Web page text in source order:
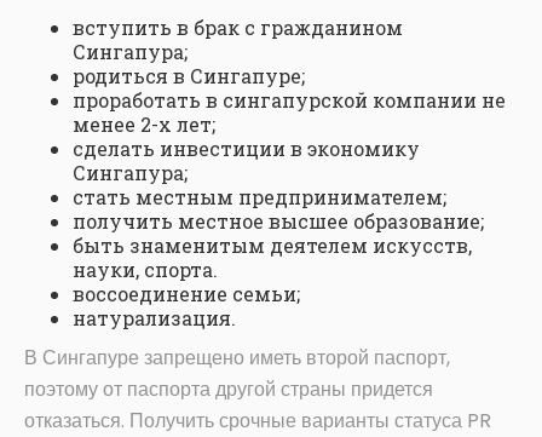
вступить в брак с гражданином
Сингапура;
родиться в Сингапуре;
проработать в сингапурской компании не
менее 2-х лет;
сделать инвестиции в экономику
Сингапура;
стать местным предпринимателем;
получить местное высшее образование;
быть знаменитым деятелем искусств,
науки, спорта.
воссоединение семьи;
натурализация.
В Сингапуре запрещено иметь второй паспорт,
поэтому от паспорта другой страны придется
отказаться. Получить срочные варианты статуса PR